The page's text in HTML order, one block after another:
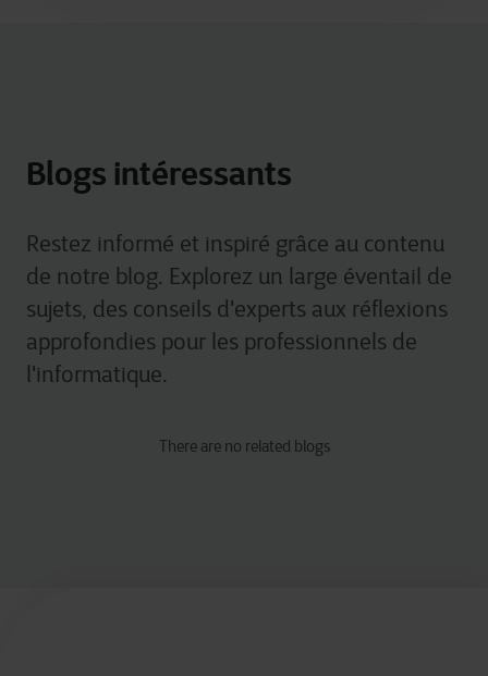
Blogs intéressants
Restez informé et inspiré grâce au contenu
de notre blog. Explorez un large éventail de
sujets, des conseils d'experts aux réflexions
approfondies pour les professionnels de
l'informatique.
There are no related blogs